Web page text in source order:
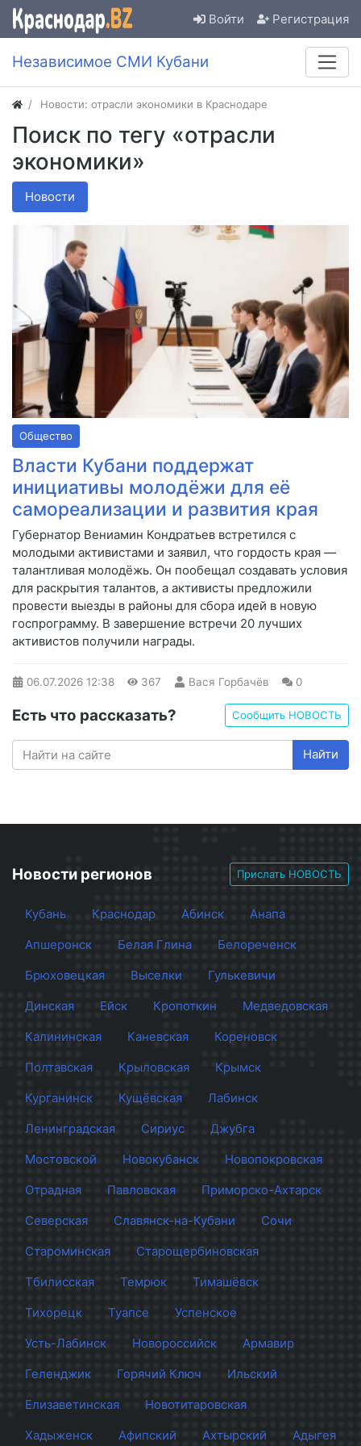
Войти Регистрация
Независимое СМИ Кубани
Новости: отрасли экономики в Краснодаре
Поиск по тегу «отрасли
экономики»
Новости
Общество
Власти Кубани поддержат
инициативы молодёжи для её
самореализации и развития края
Губернатор Вениамин Кондратьев встретился с
молодыми активистами и заявил, что гордость края —
талантливая молодёжь. Он пообещал создавать условия
для раскрытия талантов, а активисты предложили
провести выезды в районы для сбора идей в новую
госпрограмму. В завершение встречи 20 лучших
активистов получили награды.
06.07.2026 12:38 367 Вася Горбачёв 0
Есть что рассказать? Сообщить НОВОСТЬ
Найти
Новости регионов Прислать НОВОСТЬ
Кубань Краснодар Абинск
Анапа
Апшеронск
Белая Глина
Белореченск
Брюховецкая
Выселки
Гулькевичи
Динская
Ейск Кропоткин
Медведовская
Калининская
Каневская
Кореновск
Полтавская
Крыловская
Крымск
Курганинск
Кущёвская
Лабинск
Ленинградская
Сириус
Джубга
Мостовской
Новокубанск
Новопокровская
Отрадная
Павловская
Приморско-Ахтарск
Северская
Славянск-на-Кубани
Сочи
Староминская
Старощербиновская
Тбилисская
Темрюк
Тимашёвск
Тихорецк
Туапсе
Успенское
Усть-Лабинск
Новороссийск
Армавир
Геленджик
Горячий Ключ
Ильский
Елизаветинская
Новотитаровская
Хадыженск
Афипский Ахтырский Адыгея